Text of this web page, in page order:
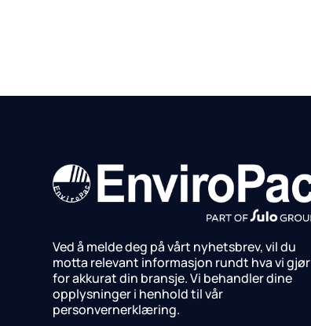
Ved å melde deg på vårt nyhetsbrev, vil du
motta relevant informasjon rundt hva vi gjør
for akkurat din bransje.Vi behandler dine
opplysninger i henhold til vår
personvernerklæring.